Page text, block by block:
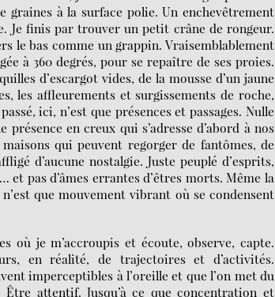
graines à la surface polie. Un enchevêtrement
Je finis par trouver un petit crâne de rongeur.
le bas comme un grappin. Vraisemblablement
à 360 degrés, pour se repaître de ses proies.
d’escargot vides, de la mousse d’un jaune
les affleurements et surgissements de roche,
ici, n’est que présences et passages. Nulle
en creux qui s’adresse d’abord à nos
qui peuvent regorger de fantômes, de
d’aucune nostalgie. Juste peuplé d’esprits,
pas d’âmes errantes d’êtres morts. Même la
que mouvement vibrant où se condensent
où je m’accroupis et écoute, observe, capte.
en réalité, de trajectoires et d’activités.
imperceptibles à l’oreille et que l’on met du
attentif. Jusqu’à ce que concentration et